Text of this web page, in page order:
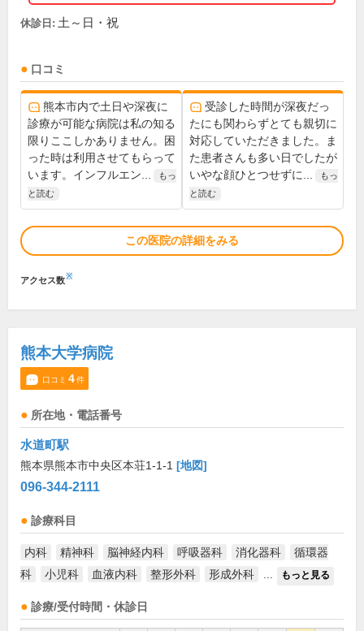
休診日: 土～日・祝
口コミ
熊本市内で土日や深夜に
診療が可能な病院は私の知る
限りここしかありません。困
った時は利用させてもらって
います。インフルエン...
もっ
と読む
受診した時間が深夜だっ
たにも関わらずとても親切に
対応していただきました。ま
た患者さんも多い日でしたが
いやな顔ひとつせずに...
もっ
と読む
この医院の詳細をみる
アクセス数※
熊本大学病院
口コミ 4件
所在地・電話番号
水道町駅
熊本県熊本市中央区本荘1-1-1 [地図]
096-344-2111
診療科目
内科 精神科 脳神経内科 呼吸器科 消化器科
循環器
科
小児科 血液内科 整形外科 形成外科 もっと見る
診療/受付時間・休診日